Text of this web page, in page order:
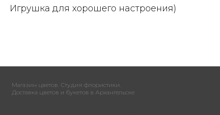
Игрушка для хорошего настроения)
Магазин цветов. Студия флористики.
Доставка цветов и букетов в Архангельске